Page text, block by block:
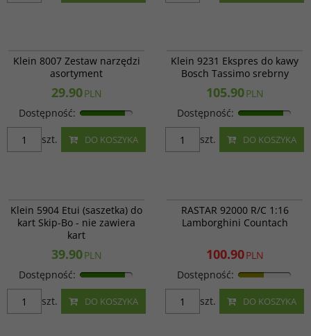
Klein 8007 Zestaw narzędzi
asortyment
29.90PLN
Dostępność:
DO KOSZYKA
szt.
Klein 9231 Ekspres do kawy
Bosch Tassimo srebrny
105.90PLN
Dostępność:
DO KOSZYKA
szt.
Klein 5904 Etui (saszetka) do
kart Skip-Bo - nie zawiera
kart
39.90PLN
Dostępność:
DO KOSZYKA
szt.
PROMOCJA
RASTAR 92000 R/C 1:16
Lamborghini Countach
100.90PLN
Dostępność:
DO KOSZYKA
szt.